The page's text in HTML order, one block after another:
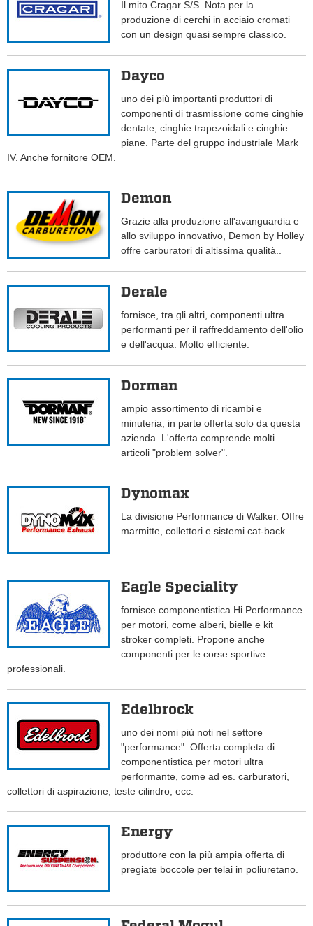
Il mito Cragar S/S. Nota per la
produzione di cerchi in acciaio cromati
con un design quasi sempre classico.
Dayco
uno dei più importanti produttori di
componenti di trasmissione come cinghie
dentate, cinghie trapezoidali e cinghie
piane. Parte del gruppo industriale Mark
IV. Anche fornitore OEM.
Demon
Grazie alla produzione all'avanguardia e
allo sviluppo innovativo, Demon by Holley
offre carburatori di altissima qualità..
Derale
fornisce, tra gli altri, componenti ultra
performanti per il raffreddamento dell'olio
e dell'acqua. Molto efficiente.
Dorman
ampio assortimento di ricambi e
minuteria, in parte offerta solo da questa
azienda. L'offerta comprende molti
articoli "problem solver".
Dynomax
La divisione Performance di Walker. Offre
marmitte, collettori e sistemi cat-back.
Eagle Speciality
fornisce componentistica Hi Performance
per motori, come alberi, bielle e kit
stroker completi. Propone anche
componenti per le corse sportive
professionali.
Edelbrock
uno dei nomi più noti nel settore
"performance". Offerta completa di
componentistica per motori ultra
performante, come ad es. carburatori,
collettori di aspirazione, teste cilindro, ecc.
Energy
produttore con la più ampia offerta di
pregiate boccole per telai in poliuretano.